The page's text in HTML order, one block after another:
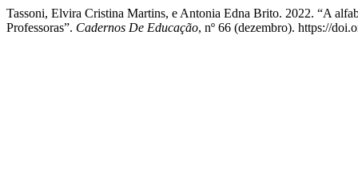
Tassoni, Elvira Cristina Martins, e Antonia Edna Brito. 2022. “A
Professoras”. Cadernos De Educação, nº 66 (dezembro). https://